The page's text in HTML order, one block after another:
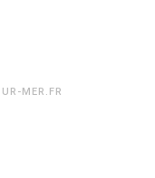
MER.FR